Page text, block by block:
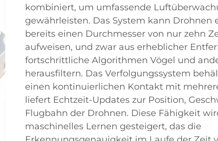
kombiniert, um umfassende
gewährleisten. Das System kann Drohnen
bereits einen Durchmesser von nur zehn
aufweisen, und zwar aus erheblicher
fortschrittliche Algorithmen Vögel und
herausfiltern. Das Verfolgungssystem
einen kontinuierlichen Kontakt mit
liefert Echtzeit-Updates zur Position,
Flugbahn der Drohnen. Diese Fähigkeit
maschinelles Lernen gesteigert, das die